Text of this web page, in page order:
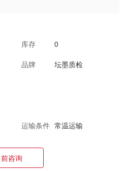
库存
0
品牌
坛墨质检
运输条件 常温运输
咨询